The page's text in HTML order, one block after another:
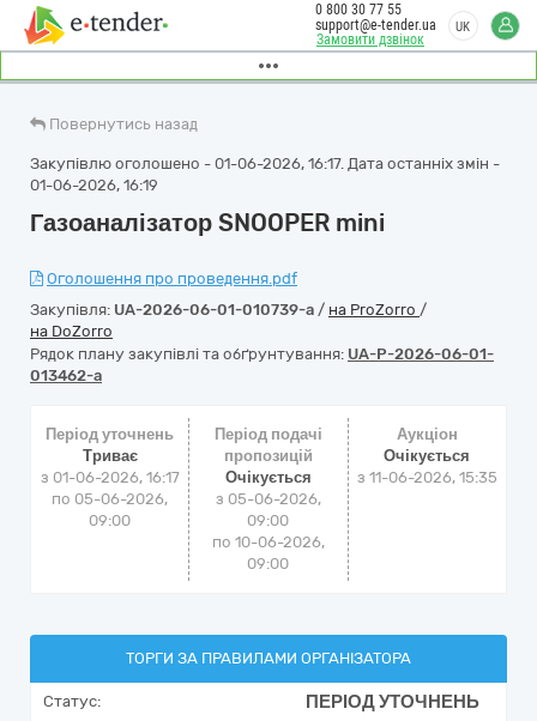
Замовити дзвінок
0 800 30 77 55
support@e-tender.ua
UK
Повернутись назад
Закупівлю оголошено - 01-06-2026, 16:17. Дата останніх змін -
01-06-2026, 16:19
Газоаналізатор SNOOPER mini
Оголошення про проведення.pdf
Закупівля: UA-2026-06-01-010739-a / на ProZorro /
на DoZorro
Рядок плану закупівлі та обґрунтування: UA-P-2026-06-01-
013462-a
Період уточнень
Триває
з 01-06-2026, 16:17
по 05-06-2026,
09:00
Період подачі
пропозицій
Очікується
з 05-06-2026,
09:00
по 10-06-2026,
09:00
Аукціон
Очікується
з 11-06-2026, 15:35
ТОРГИ ЗА ПРАВИЛАМИ ОРГАНІЗАТОРА
Статус: ПЕРІОД УТОЧНЕНЬ